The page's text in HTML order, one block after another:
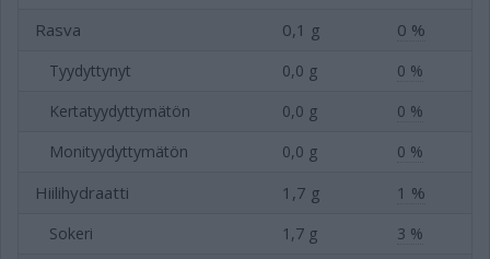
Rasva
0,1 g 0 %
Tyydyttynyt 0,0 g
0 %
Kertatyydyttymätön
0,0 g
0 %
Monityydyttymätön
0,0 g 0 %
Hiilihydraatti 1,7 g 1 %
Sokeri 1,7 g 3 %